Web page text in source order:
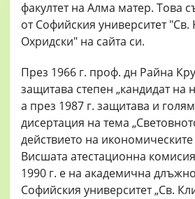
факултет на Алма матер. Това
от Софийския университет "Св.
Охридски" на сайта си.
През 1966 г. проф. дн Райна
защитава степен „кандидат на
а през 1987 г. защитава и
дисертация на тема
действието на
Висшата атестационна
1990 г. е на академична
Софийския университет „Св.